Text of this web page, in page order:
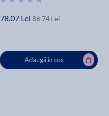
78.07 Lei 86.74 Lei
Adaugă în coș